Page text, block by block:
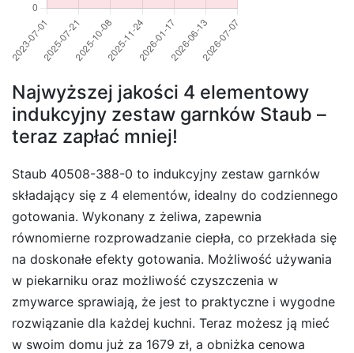
Najwyższej jakości 4 elementowy
indukcyjny zestaw garnków Staub –
teraz zapłać mniej!
Staub 40508-388-0 to indukcyjny zestaw garnków
składający się z 4 elementów, idealny do codziennego
gotowania. Wykonany z żeliwa, zapewnia
równomierne rozprowadzanie ciepła, co przekłada się
na doskonałe efekty gotowania. Możliwość używania
w piekarniku oraz możliwość czyszczenia w
zmywarce sprawiają, że jest to praktyczne i wygodne
rozwiązanie dla każdej kuchni. Teraz możesz ją mieć
w swoim domu już za 1679 zł, a obniżka cenowa